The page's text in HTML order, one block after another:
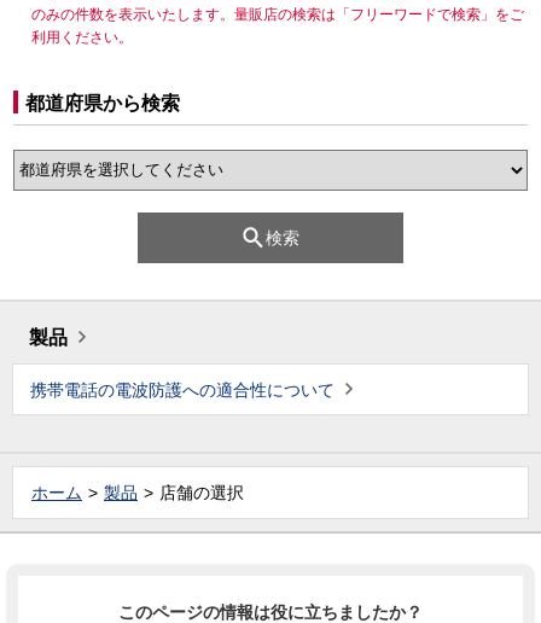
のみの件数を表示いたします。量販店の検索は「フリーワードで検索」をご
利用ください。
都道府県から検索
検索
製品
携帯電話の電波防護への適合性について
ホーム 製品 店舗の選択
このページの情報は役に立ちましたか？